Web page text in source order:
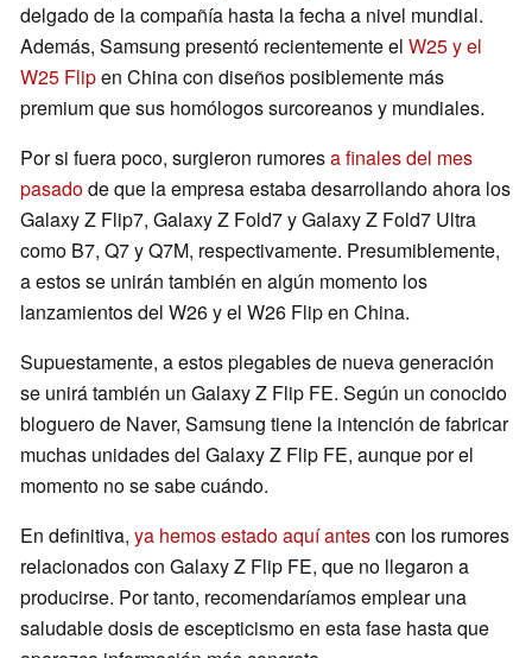
delgado de la compañía hasta la fecha a nivel mundial.
Además, Samsung presentó recientemente el W25 y el
W25 Flipen China con diseños posiblemente más
premium que sus homólogos surcoreanos y mundiales.
Por si fuera poco, surgieron rumoresa finales del mes
pasadode que la empresa estaba desarrollando ahora los
Galaxy Z Flip7, Galaxy Z Fold7 y Galaxy Z Fold7 Ultra
como B7, Q7 y Q7M, respectivamente. Presumiblemente,
a estos se unirán también en algún momento los
lanzamientos del W26 y el W26 Flip en China.
Supuestamente, a estos plegables de nueva generación
se unirá también un Galaxy Z Flip FE. Según un conocido
bloguero de Naver, Samsung tiene la intención de fabricar
muchas unidades del Galaxy Z Flip FE, aunque por el
momento no se sabe cuándo.
En definitiva, ya hemos estado aquí antescon los rumores
relacionados con Galaxy Z Flip FE, que no llegaron a
producirse. Por tanto, recomendaríamos emplear una
saludable dosis de escepticismo en esta fase hasta que